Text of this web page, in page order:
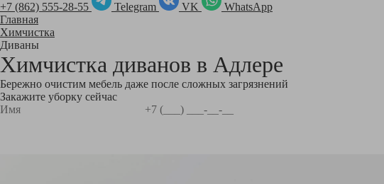
+7 (862) 555-28-55
Telegram VK
WhatsApp
Главная
Химчистка
Диваны
Химчистка диванов в Адлере
Бережно очистим мебель даже после сложных загрязнений
Закажите уборку сейчас